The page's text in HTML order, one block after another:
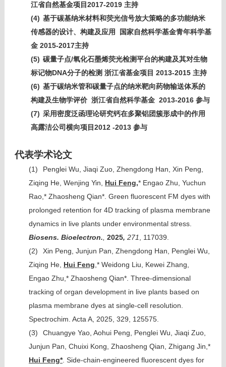
江省自然基金项目 2017-2019 主持
(4) 基于碳基纳米材料和荧光信号放大策略的多功能纳米
传感器的设计、构建及应用
国家自然科学基金青年科学基
金2015-2017主持
(5) 碳量子点/氧化石墨烯荧光检测平台的构建及其对生物
标记物DNA分子的检测 浙江省基金项目 2013-2015 主持
(6) 基于碳纳米管和碳量子点的纳米靶向药物输送体系的
构建及生物学评价 浙江省自然科学基金2013-2016 参与
(7) 采用密度泛函理论研究钙在多聚铝团簇形成中的作用
高露洁公司横向项目 2012 -2013 参与
代表学术论文
(1)
Penglei Wu, Jiaqi Zuo, Zhengdong Han, Xin Peng,
Ziqing He, Wenjing Yin, Hui Feng,* Engao Zhu, Yuchun
Rao,* Zhaosheng Qian*. Green fluorescent FM dyes with
prolonged retention for 4D tracking of plasma membrane
dynamics in live plants under environmental stress.
Biosens. Bioelectron. 2025, 271
, 117039.
(2)
Xin Peng, Junjun Pan, Zhengdong Han, Penglei Wu,
Ziqing He, Hui Feng ,* Weidong Liu, Kewei Zhang,
Engao Zhu,* Zhaosheng Qian*. Three-dimensional
tracking of organ development in live plants based on
plasma membrane dyes at single-cell resolution.
Spectrochim. Acta A, 2025, 329, 125575.
(3)
Chuangye Yao, Aohui Peng, Penglei Wu, Jiaqi Zuo,
Junjun Pan, Chuixi Kong, Zhaosheng Qian, Zhigang Jin,*
Hui Feng*. Side-chain-engineered fluorescent dyes for